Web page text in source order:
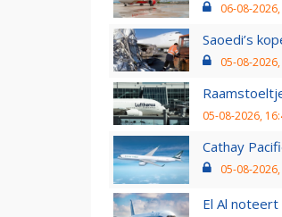
06-08-
Saoedi’s
05-08-
05-08-2026,
Cathay
05-08-
El Al